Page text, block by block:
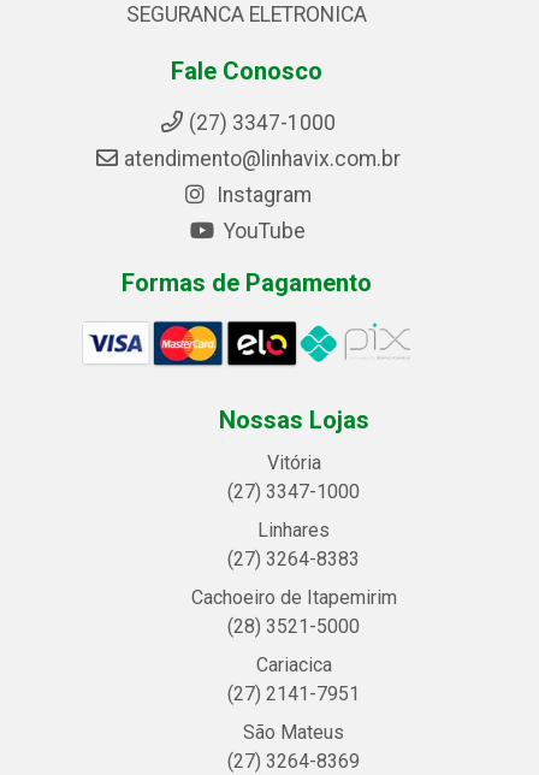
SEGURANCA ELETRONICA
Fale Conosco
(27) 3347-1000
atendimento@linhavix.com.br
Instagram
YouTube
Formas de Pagamento
Nossas Lojas
Vitória
(27) 3347-1000
Linhares
(27) 3264-8383
Cachoeiro de Itapemirim
(28) 3521-5000
Cariacica
(27) 2141-7951
São Mateus
(27) 3264-8369